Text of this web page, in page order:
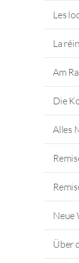
Les
La
Am
Die
Alles
Neue
Über